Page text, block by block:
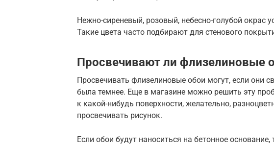
Нежно-сиреневый, розовый, небесно-голубой окрас
Такие цвета часто подбирают для стенового
Просвечивают ли флизелиновые
Просвечивать флизелиновые обои могут, если они
была темнее. Еще в магазине можно решить эту
к какой-нибудь поверхности, желательно,
просвечивать рисунок.
Если обои будут наноситься на бетонное основание,